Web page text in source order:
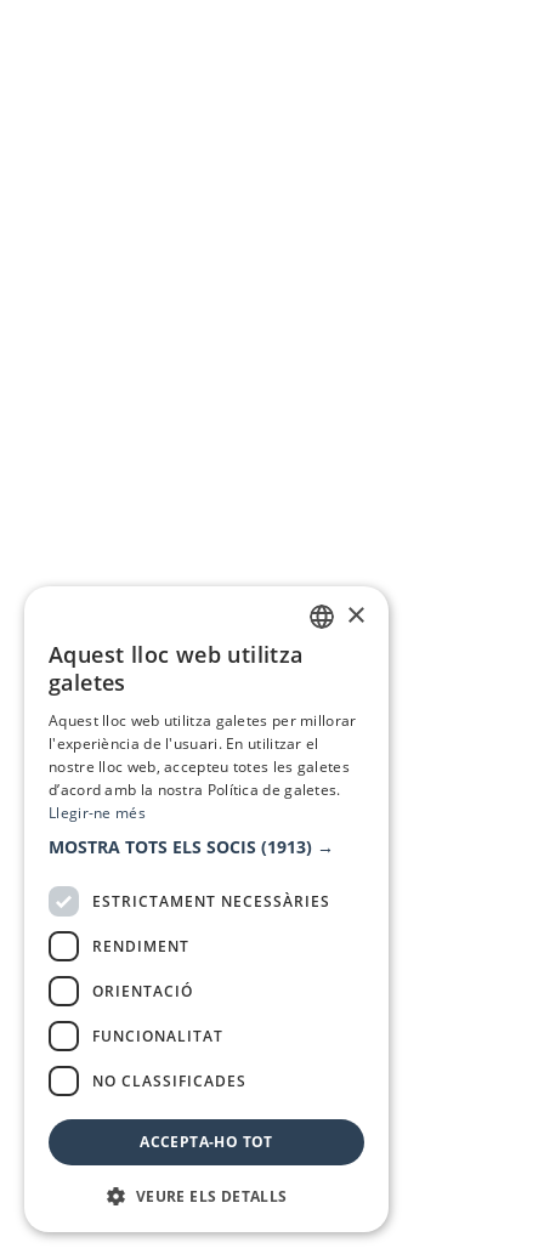
×
Aquest lloc web utilitza
galetes
Aquest lloc web utilitza galetes per millorar
l'experiència de l'usuari. En utilitzar el
nostre lloc web, accepteu totes les galetes
d’acord amb la nostra Política de galetes.
Llegir-ne més
MOSTRA TOTS ELS SOCIS (1913) →
ESTRICTAMENT NECESSÀRIES
RENDIMENT
ORIENTACIÓ
FUNCIONALITAT
NO CLASSIFICADES
ACCEPTA-HO TOT
VEURE ELS DETALLS